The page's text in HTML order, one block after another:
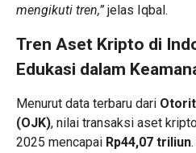
mengikuti tren,” jelas Iqbal.
Tren Aset Kripto di
Edukasi dalam
Menurut data terbaru dari
(OJK), nilai transaksi aset
2025 mencapai Rp44,07 triliun